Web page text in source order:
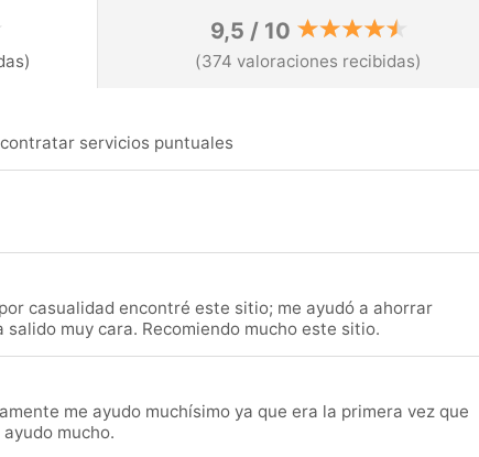
9,5 / 10
(374 valoraciones recibidas)
servicios puntuales
casualidad encontré este sitio; me ayudó a ahorrar
muy cara. Recomiendo mucho este sitio.
me ayudo muchísimo ya que era la primera vez que
mucho.